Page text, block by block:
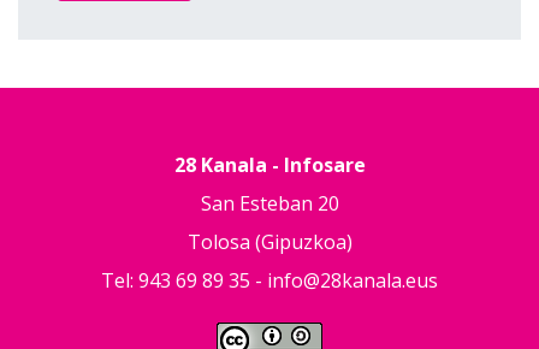
28 Kanala - Infosare
San Esteban 20
Tolosa (Gipuzkoa)
Tel: 943 69 89 35 - info@28kanala.eus